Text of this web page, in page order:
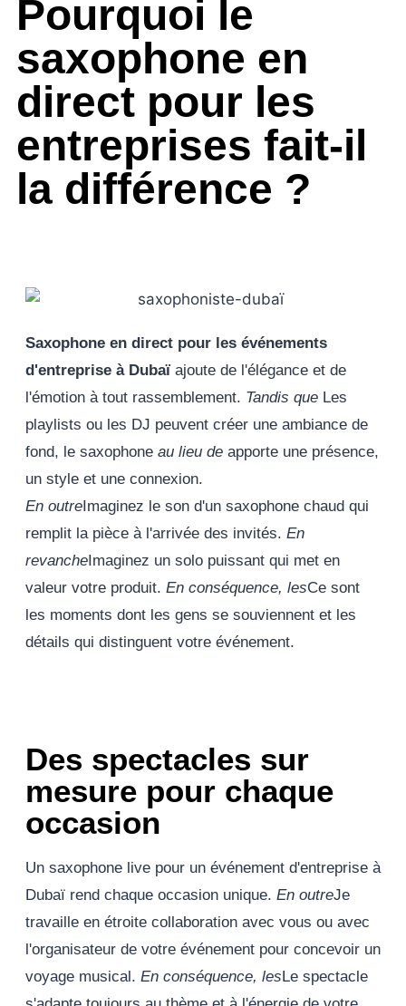
Pourquoi le
saxophone en
direct pour les
entreprises fait-il
la différence ?
Saxophone en direct pour les événements
d'entreprise à Dubaï ajoute de l'élégance et de
l'émotion à tout rassemblement. Tandis que Les
playlists ou les DJ peuvent créer une ambiance de
fond, le saxophone au lieu de apporte une présence,
un style et une connexion.
En outre Imaginez le son d'un saxophone chaud qui
remplit la pièce à l'arrivée des invités. En
revanche Imaginez un solo puissant qui met en
valeur votre produit. En conséquence, lesCe sont
les moments dont les gens se souviennent et les
détails qui distinguent votre événement.
Des spectacles sur
mesure pour chaque
occasion
Un saxophone live pour un événement d'entreprise à
Dubaï rend chaque occasion unique. En outreJe
travaille en étroite collaboration avec vous ou avec
l'organisateur de votre événement pour concevoir un
voyage musical. En conséquence, lesLe spectacle